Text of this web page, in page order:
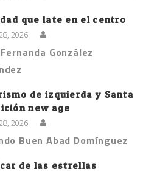
que late en el centro
2026
González
de izquierda y Santa
new age
2026
Buen Abad Domínguez
de las estrellas